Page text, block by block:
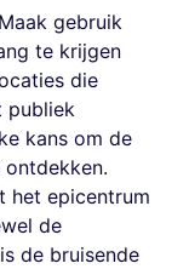
gebruik
te krijgen
die
publiek
kans om de
het epicentrum
de
de bruisende